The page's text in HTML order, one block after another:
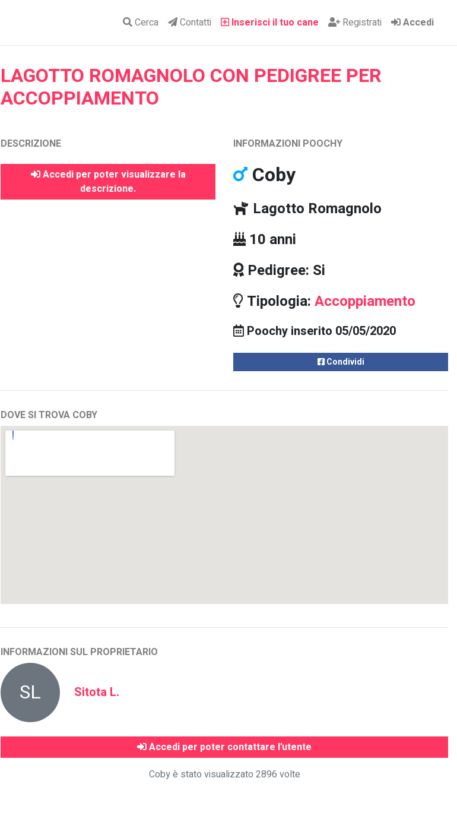
Cerca Contatti Inserisci il tuo cane Registrati Accedi
LAGOTTO ROMAGNOLO CON PEDIGREE PER
ACCOPPIAMENTO
DESCRIZIONE
Accedi per poter visualizzare la
descrizione.
INFORMAZIONI POOCHY
Coby
Lagotto Romagnolo
10 anni
Pedigree: Si
Tipologia: Accoppiamento
Poochy inserito 05/05/2020
Condividi
DOVE SI TROVA COBY
INFORMAZIONI SUL PROPRIETARIO
SL Sitota L.
Accedi per poter contattare l'utente
Coby è stato visualizzato 2896 volte